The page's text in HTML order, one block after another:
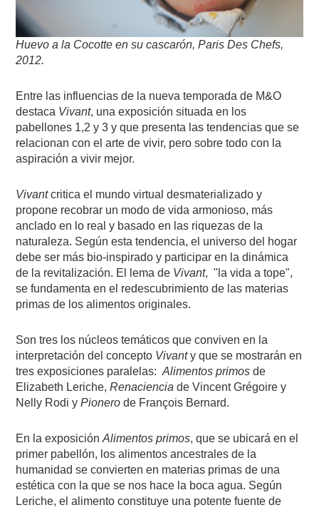
Huevo a la Cocotte en su cascarón,Paris Des Chefs,
2012.
Entre las influencias de la nueva temporada de M&O
destaca Vivant, una exposición situada en los
pabellones 1,2 y 3 y que presenta las tendencias que se
relacionan con el arte de vivir, pero sobre todo con la
aspiración a vivir mejor.
Vivantcritica el mundo virtual desmaterializado y
propone recobrar un modo de vida armonioso, más
anclado en lo real y basado en las riquezas de la
naturaleza. Según esta tendencia, el universo del hogar
debe ser más bio-inspirado y participar en la dinámica
de la revitalización. El lema de Vivant, "la vida a tope",
se fundamenta en el redescubrimiento de las materias
primas de los alimentos originales.
Son tres los núcleos temáticos que conviven en la
interpretación del concepto Vivanty que se mostrarán en
tres exposiciones paralelas:Alimentos primos de
Elizabeth Leriche,Renaciencia de Vincent Grégoire y
Nelly Rodi yPionero de François Bernard.
En la exposiciónAlimentos primos, que se ubicará en el
primer pabellón, los alimentos ancestrales de la
humanidad se convierten en materias primas de una
estética con la que se nos hace la boca agua. Según
Leriche, el alimento constituye una potente fuente de